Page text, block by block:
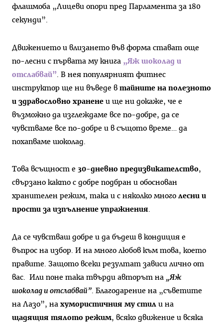
флашмоба „Лицеви опори пред Парламента за 180
секунди”.
Движението и влизането във форма стават още
по-лесни с първата му книга „Яж шоколад и
отслабвай” . В нея популярният фитнес
инструктор ще ни въведе в тайните на полезното
и здравословно хранене и ще ни докаже, че е
възможно да изглеждаме все по-добре, да се
чувстваме все по-добре и в същото време… да
похапваме шоколад.
Това всъщност е 30-дневно предизвикателство,
свързано както с добре подбран и обоснован
хранителен режим, така и с няколко много лесни и
прости за изпълнение упражнения.
Да се чувстваш добре и да бъдеш в кондиция е
въпрос на избор. И на много любов към това, което
правите. Защото всеки резултат зависи лично от
вас. Или поне така твърди авторът на „Яж
шоколад и отслабвай”. Благодарение на „съветите
на Лазо”, на хумористичния му стил и на
щадящия тялото режим, всяко движение и всяка